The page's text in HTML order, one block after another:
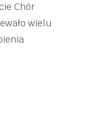
Chór
wielu